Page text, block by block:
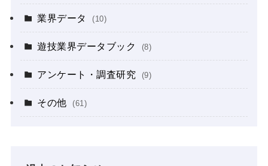
業界データ (10)
遊技業界データブック (8)
アンケート・調査研究 (9)
その他 (61)